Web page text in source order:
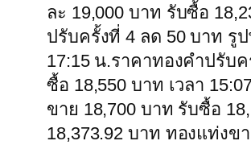
ละ 19,000 บาท รับซื้อ
ปรับครั้งที่ 4 ลด 50 บาท รู
17:15 น.ราคาทองคำปรับ
ซื้อ 18,550 บาท เวลา
ขาย 18,700 บาท รับซื้อ
18,373.92 บาท ทองแท่งข